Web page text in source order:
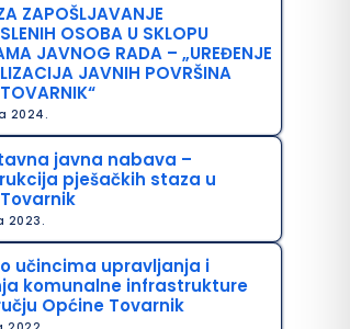
ZAPOŠLJAVANJE
OSOBA U SKLOPU
JAVNOG RADA – „UREĐENJE
JAVNIH POVRŠINA
2024.
javna nabava –
pješačkih staza u
2023.
učincima upravljanja i
komunalne infrastrukture
Općine Tovarnik